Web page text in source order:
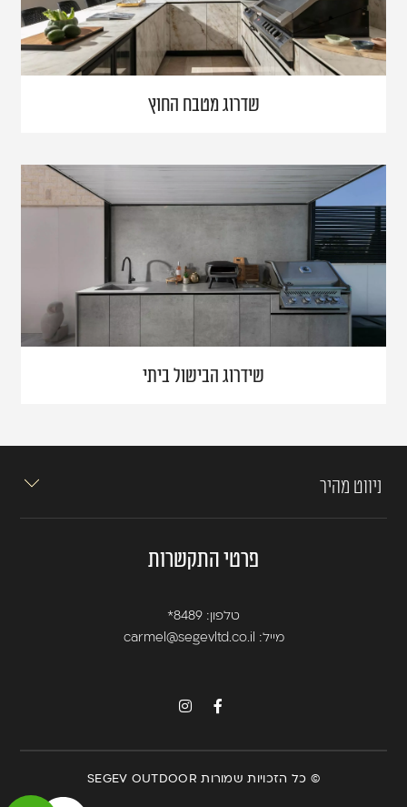
שדרוג מטבח החוץ
שידרוג הבישול ביתי
ניווט מהיר
פרטי התקשרות
טלפון: 8489*
מייל:
© כל הזכויות שמורות SEGEV OUTDOOR